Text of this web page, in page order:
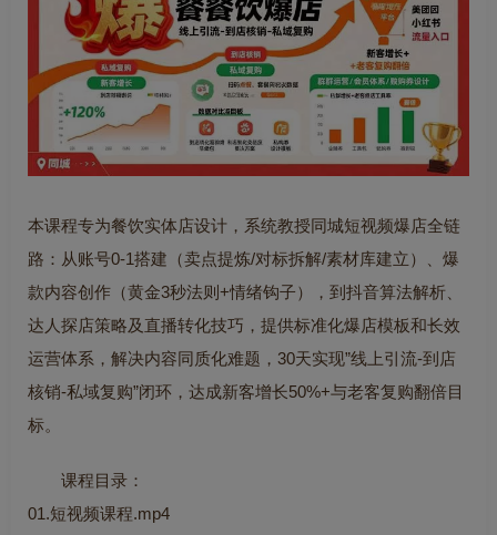
本课程专为餐饮实体店设计，系统教授同城短视频爆店全链
路：从账号0-1搭建（卖点提炼/对标拆解/素材库建立）、爆
款内容创作（黄金3秒法则+情绪钩子），到抖音算法解析、
达人探店策略及直播转化技巧，提供标准化爆店模板和长效
运营体系，解决内容同质化难题，30天实现”线上引流-到店
核销-私域复购”闭环，达成新客增长50%+与老客复购翻倍目
标。
课程目录：
01.短视频课程.mp4